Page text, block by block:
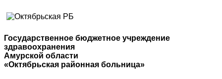
Государственное бюджетное учреждение
здравоохранения
Амурской области
«Октябрьская районная больница»